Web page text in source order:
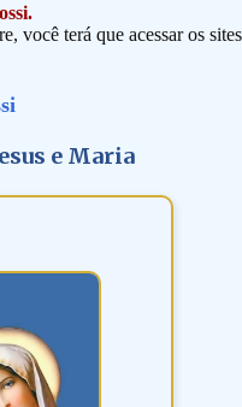
você terá que acessar os sites
e Maria